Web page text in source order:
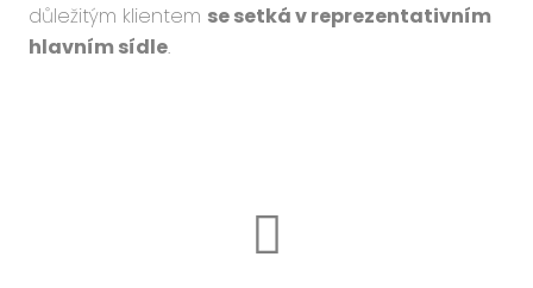
důležitým klientem se setká v reprezentativním
hlavním sídle.